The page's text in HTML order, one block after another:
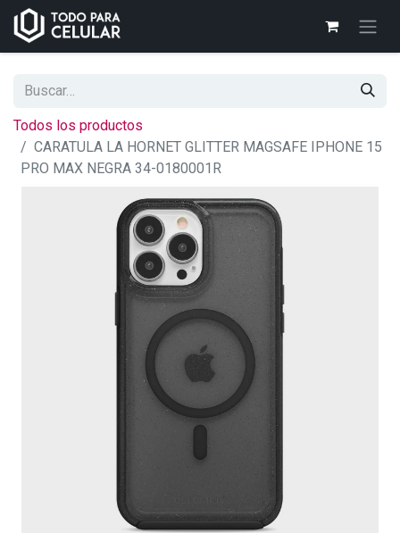
Todos los productos
CARATULA LA HORNET GLITTER MAGSAFE IPHONE 15
PRO MAX NEGRA 34-0180001R